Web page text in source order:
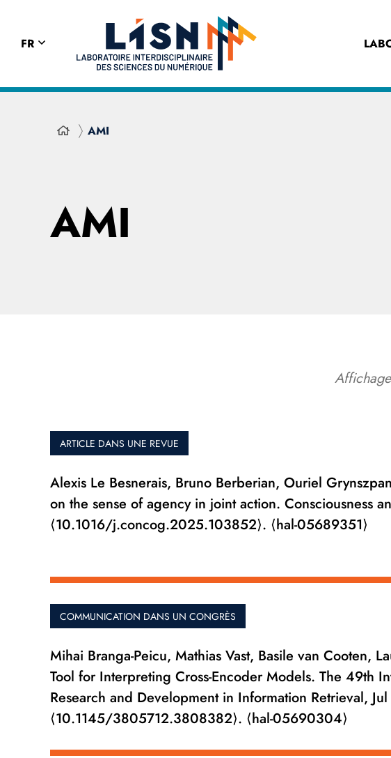
FR
AMI
AMI
ARTICLE DANS UNE REVUE
Alexis Le Besnerais, Bruno Berberian, Ouriel
on the sense of agency in joint action. Consciousness
⟨10.1016/j.concog.2025.103852⟩. ⟨hal-05689351⟩
COMMUNICATION DANS UN CONGRÈS
Mihai Branga-Peicu, Mathias Vast, Basile van Cooten,
Tool for Interpreting Cross-Encoder Models. The 49th
Research and Development in Information Retrieval,
⟨10.1145/3805712.3808382⟩. ⟨hal-05690304⟩